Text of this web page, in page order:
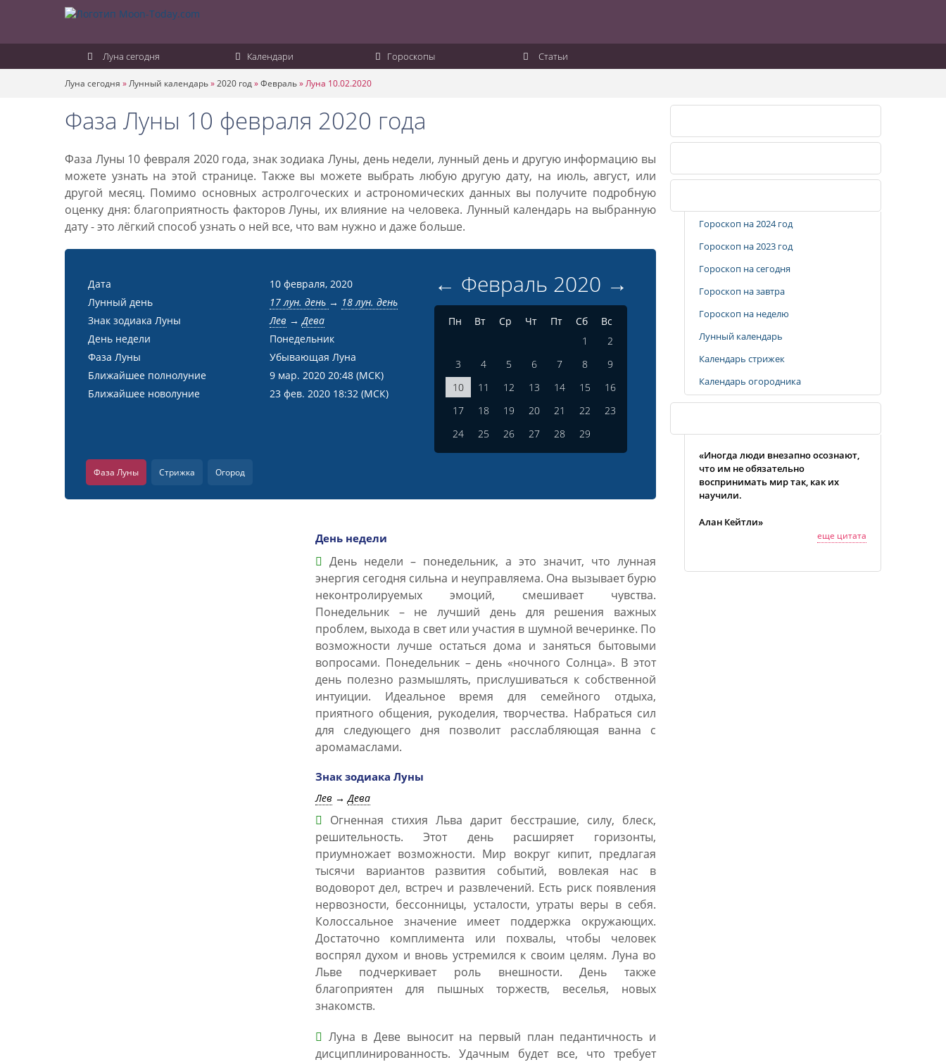
Луна сегодня Календари Гороскопы Статьи
Луна сегодня »Лунный календарь»2020 год»Февраль»Луна 10.02.2020
Фаза Луны 10 февраля 2020 года
Фаза Луны 10 февраля 2020 года, знак зодиака Луны, день недели, лунный день и другую информацию вы
можете узнать на этой странице. Также вы можете выбрать любую другую дату, на июль, август, или
другой месяц. Помимо основных астролгоческих и астрономических данных вы получите подробную
оценку дня: благоприятность факторов Луны, их влияние на человека. Лунный календарь на выбранную
дату - это лёгкий способ узнать о ней все, что вам нужно и даже больше.
Дата
10 февраля, 2020
Лунный день
17 лун. день → 18 лун. день
Знак зодиака Луны
Лев →Дева
День недели
Понедельник
Фаза Луны
Убывающая Луна
Ближайшее полнолуние
9 мар. 2020 20:48 (МСК)
Ближайшее новолуние
23 фев. 2020 18:32 (МСК)
← Февраль 2020 →
Пн Вт Ср Чт Пт Сб
Вс
1
2
3
4 5 6 7 8
9
10
11 12 13 14 15
16
17
18 19 20 21 22
23
24
25 26 27 28 29
Фаза Луны Стрижка Огород
День недели
День недели – понедельник, а это значит, что лунная
энергия сегодня сильна и неуправляема. Она вызывает бурю
неконтролируемых эмоций, смешивает чувства.
Понедельник – не лучший день для решения важных
проблем, выхода в свет или участия в шумной вечеринке. По
возможности лучше остаться дома и заняться бытовыми
вопросами. Понедельник – день «ночного Солнца». В этот
день полезно размышлять, прислушиваться к собственной
интуиции. Идеальное время для семейного отдыха,
приятного общения, рукоделия, творчества. Набраться сил
для следующего дня позволит расслабляющая ванна с
аромамаслами.
Знак зодиака Луны
Лев →Дева
Огненная стихия Льва дарит бесстрашие, силу, блеск,
решительность. Этот день расширяет горизонты,
приумножает возможности. Мир вокруг кипит, предлагая
тысячи вариантов развития событий, вовлекая нас в
водоворот дел, встреч и развлечений. Есть риск появления
нервозности, бессонницы, усталости, утраты веры в себя.
Колоссальное значение имеет поддержка окружающих.
Достаточно комплимента или похвалы, чтобы человек
воспрял духом и вновь устремился к своим целям. Луна во
Льве подчеркивает роль внешности. День также
благоприятен для пышных торжеств, веселья, новых
знакомств.
Луна в Деве выносит на первый план педантичность и
дисциплинированность. Удачным будет все, что требует
Гороскоп на 2024 год
Гороскоп на 2023 год
Гороскоп на сегодня
Гороскоп на завтра
Гороскоп на неделю
Лунный календарь
Календарь стрижек
Календарь огородника
«Иногда люди внезапно осознают,
что им не обязательно
воспринимать мир так, как их
научили.
Алан Кейтли»
еще цитата